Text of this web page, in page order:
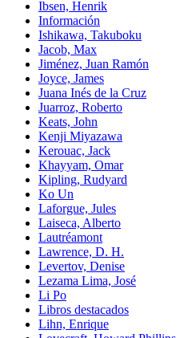
Ibsen, Henrik
Información
Ishikawa, Takuboku
Jacob, Max
Jiménez, Juan Ramón
Joyce, James
Juana Inés de la Cruz
Juarroz, Roberto
Keats, John
Kenji Miyazawa
Kerouac, Jack
Khayyam, Omar
Kipling, Rudyard
Ko Un
Laforgue, Jules
Laiseca, Alberto
Lautréamont
Lawrence, D. H.
Levertov, Denise
Lezama Lima, José
Li Po
Libros destacados
Lihn, Enrique